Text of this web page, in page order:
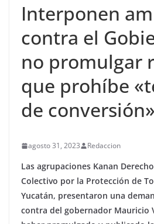
Interponen
contra el
no promulgar
que prohíbe
de conversión»
agosto 31, 2023 Redaccion
Las agrupaciones Kanan
Colectivo por la Protección de
Yucatán, presentaron una
contra del gobernador Mauricio